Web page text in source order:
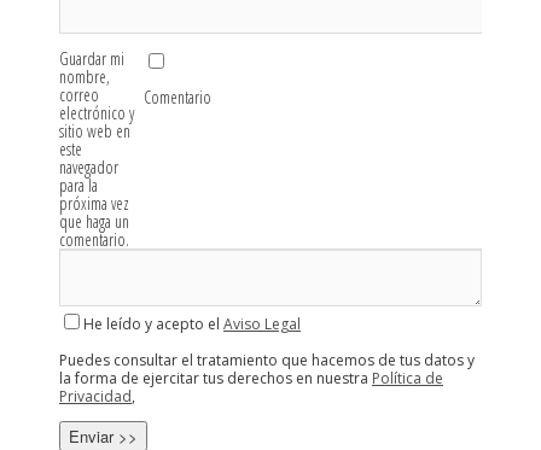
Guardar mi
nombre,
correo
electrónico y
sitio web en
este
navegador
para la
próxima vez
que haga un
comentario.
Comentario
He leído y acepto el Aviso Legal
Puedes consultar el tratamiento que hacemos de tus datos y
la forma de ejercitar tus derechos en nuestra Política de
Privacidad,